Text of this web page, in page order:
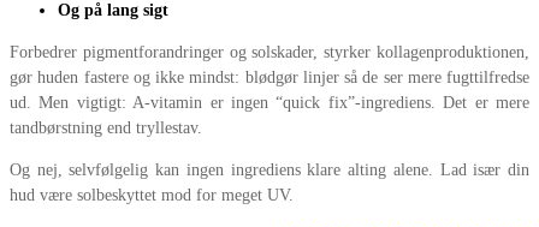
Og på lang sigt
Forbedrer pigmentforandringer og solskader, styrker kollagenproduktionen,
gør huden fastere og ikke mindst: blødgør linjer så de ser mere fugttilfredse
ud. Men vigtigt: A-vitamin er ingen “quick fix”-ingrediens. Det er mere
tandbørstning end tryllestav.
Og nej, selvfølgelig kan ingen ingrediens klare alting alene. Lad især din
hud være solbeskyttet mod for meget UV.